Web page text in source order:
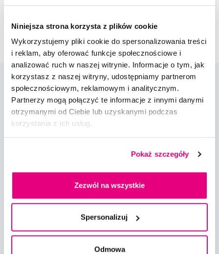
Niniejsza strona korzysta z plików cookie
Wykorzystujemy pliki cookie do spersonalizowania treści
i reklam, aby oferować funkcje społecznościowe i
analizować ruch w naszej witrynie. Informacje o tym, jak
korzystasz z naszej witryny, udostępniamy partnerom
społecznościowym, reklamowym i analitycznym.
Partnerzy mogą połączyć te informacje z innymi danymi
otrzymanymi od Ciebie lub uzyskanymi podczas
korzystania z ich usług.
Pokaż szczegóły
Zezwól na wszystkie
Spersonalizuj
Odmowa
Nowości i oferty
Chcę otrzymywać informacje o nowościach i ofertach specjalnych i